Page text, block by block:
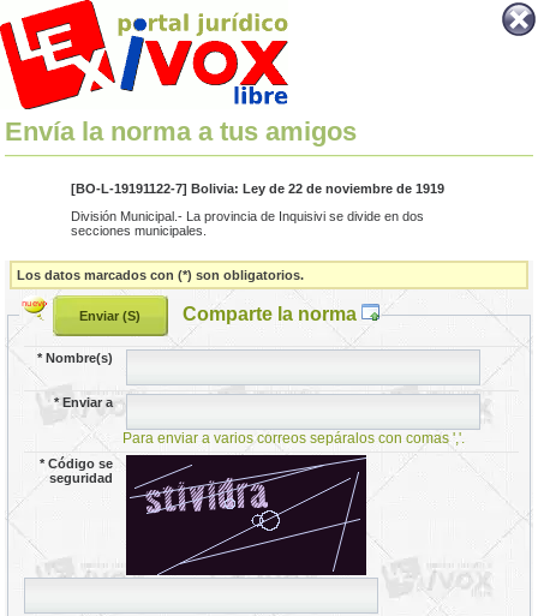
Envía la norma a tus amigos
[BO-L-19191122-7] Bolivia: Ley de 22 de noviembre de 1919
División Municipal.- La provincia de Inquisivi se divide en dos
secciones municipales.
Los datos marcados con (*) son obligatorios.
Comparte la norma
*Nombre(s)
*Enviar a
Para enviar a varios correos sepáralos con comas ','.
*Código se
seguridad